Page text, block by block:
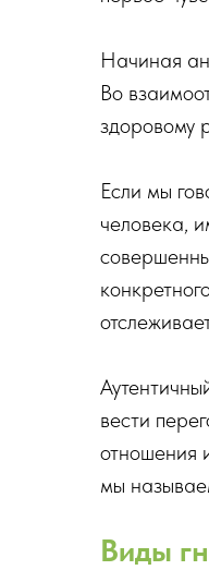
Начиная
Во
здоровому
Если мы
человека,
вести
отношения
мы
Виды